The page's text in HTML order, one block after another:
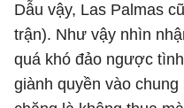
Dẫu vậy, Las Palmas
trận). Như vậy nhìn
quá khó đảo ngược
giành quyền vào